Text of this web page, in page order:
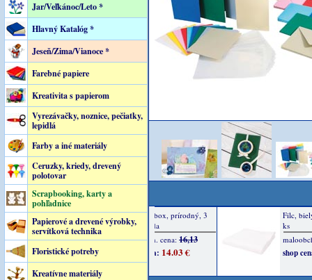
Jar/Veľkánoc/Leto *
Hlavný Katalóg *
Jeseň/Zima/Vianoce *
Farebné papiere
Kreativita s papierom
Vyrezávačky, noznice, pečiatky,
lepidlá
Farby a iné materiály
Ceruzky, kriedy, drevený
polotovar
Scrapbooking, karty a
pohľadnice
Papierové a drevené výrobky,
servítková technika
Floristické potreby
Kreatívne materiály